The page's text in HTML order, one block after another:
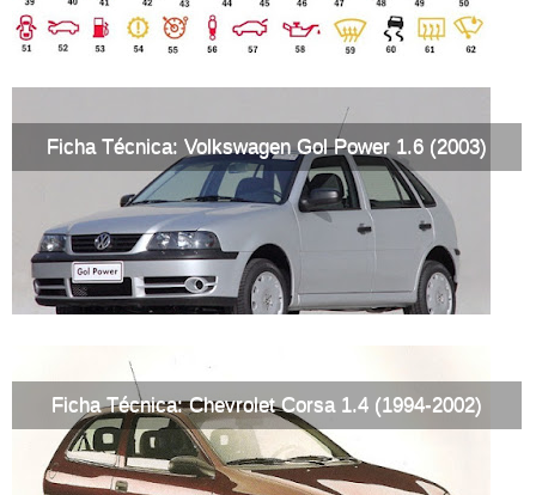
Ficha Técnica: Volkswagen Gol Power 1.6 (2003)
Ficha Técnica: Chevrolet Corsa 1.4 (1994-2002)